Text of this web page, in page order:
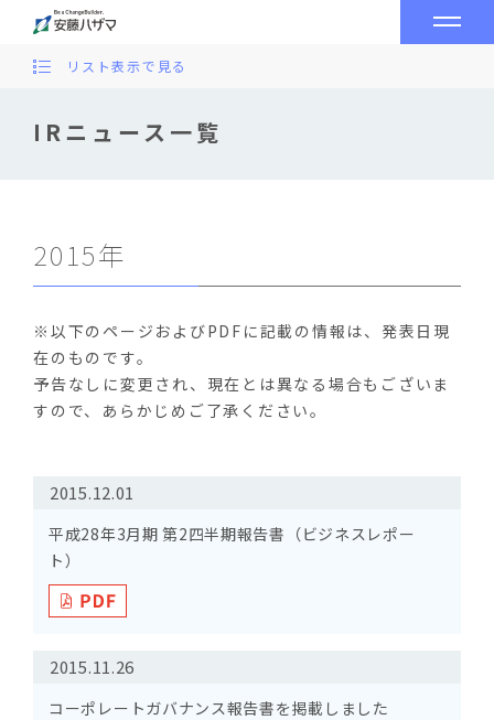
IRニュース一覧
リスト表示で見る
2015年
※以下のページおよびPDFに記載の情報は、発表日現
在のものです。
予告なしに変更され、現在とは異なる場合もございま
すので、あらかじめご了承ください。
2015.12.01
平成28年3月期 第2四半期報告書（ビジネスレポー
ト）
2015.11.26
コーポレートガバナンス報告書を掲載しました